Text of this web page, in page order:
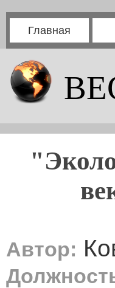
Главная
Автор: